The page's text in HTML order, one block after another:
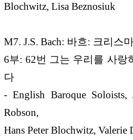
Blochwitz, Lisa Beznosiuk
M7. J.S. Bach: 바흐: 크리스
6부: 62번 그는 우리를 사랑
다
- English Baroque
Robson,
Hans Peter Blochwitz, Valerie